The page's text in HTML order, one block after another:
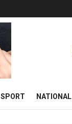
SPORT NATIONAL